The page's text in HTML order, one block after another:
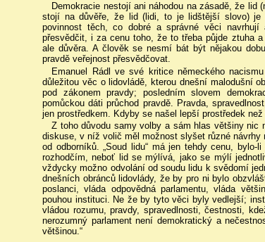
Demokracie nestojí ani náhodou na zásadě, že lid
stojí na důvěře, že lid (lidi, to je lidštější slovo) je
povinnost těch, co dobré a správné věci
přesvědčit, i za cenu toho, že to třeba půjde ztuha
ale důvěra. A člověk se nesmí bát být nějakou
pravdě veřejnost přesvědčovat.
Emanuel Rádl ve své kritice německého
důležitou věc o lidovládě, kterou dnešní malodušní
pod zákonem pravdy; posledním slovem
pomůckou dáti průchod pravdě. Pravda,
jen prostředkem. Kdyby se našel lepší prostředek
Z toho důvodu samy volby a sám hlas většiny nic
diskuse, v níž volič měl možnost slyšet různé
od odborníků. „Soud lidu“ má jen tehdy cenu,
rozhodčím, neboť lid se mýlívá, jako se mýlí
vždycky možno odvolání od soudu lidu k svědomí
dnešních obránců lidovlády, že by pro ni bylo
poslanci, vláda odpovědná parlamentu, vláda
pouhou instituci. Ne že by tyto věci byly vedlejší;
vládou rozumu, pravdy, spravedlnosti, čestnosti,
nerozumný parlament není demokratický a
většinou.“